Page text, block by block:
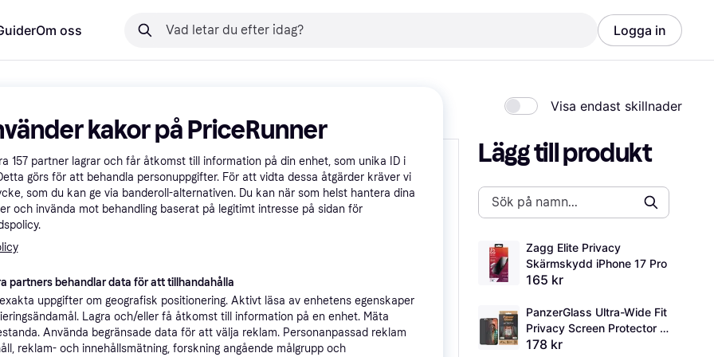
Om oss Logga in
Visa endast skillnader
Lägg till produkt
Zagg Elite Privacy
Skärmskydd iPhone 17 Pro
165 kr
PanzerGlass Ultra-Wide Fit
Privacy Screen Protector
for iPhone 15 Pro Max
178 kr
kakor på PriceRunner
157 partner lagrar och får åtkomst till information på din enhet, som unika ID i
görs för att behandla personuppgifter. För att vidta dessa åtgärder kräver vi
som du kan ge via banderoll-alternativen. Du kan när som helst hantera dina
och invända mot behandling baserat på legitimt intresse på sidan för
partners behandlar data för att tillhandahålla
uppgifter om geografisk positionering. Aktivt läsa av enhetens egenskaper
Lagra och/eller få åtkomst till information på en enhet. Mäta
Använda begränsade data för att välja reklam. Personanpassad reklam
reklam- och innehållsmätning, forskning angående målgrupp och